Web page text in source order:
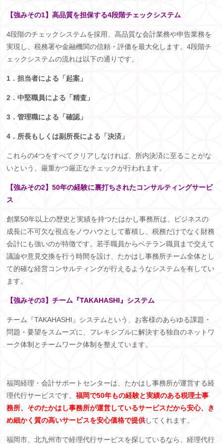
【強みその1】高品質を担保する4段階チェックシステム
4段階のチェックシステムを採用、高品質な会計業務や申告業務を
実現し、税務署や金融機関の信頼・評価を最大化します。4段階チ
ェックシステムの流れは以下の通りです。
1．担当者による「起案」
2．中堅職員による「精査」
3．管理職による「確認」
4．所長もしくは副所長による「決済」
これらの4つをすべてクリアしなければ、所内決済に至ることがな
いという、厳重かつ厳正なチェックが行われます。
【強みその2】50年の経験に裏打ちされたコンサルティングサービ
ス
創業50年以上の歴史と実績を持つたはかし事務所は、ビジネスの
成長に不可欠な視点をノウハウとして蓄積し、税務だけでなく財務
会計にも強いのが特徴です。若手職員からベテラン職員まで交えて
議論や意見交換を行う時間を設け、たかはし事務所チーム全体とし
て的確な経営コンサルティングが行えるようなシステムを有してい
ます。
【強みその3】チーム『TAKAHASHI』システム
チーム『TAKAHASHI 』システムという、お客様のあらゆる課題・
問題・要望をスムーズに、フレキシブルに解決する独自のネットワ
ーク体制とチームワーク体制を整えています。
福岡経理・会計サポートセンターは、たかはし事務所が運営する経
理代行サービスです。福岡で50年もの経験と実績のある税理士事
務所、そのたかはし事務所が運営しているサービスだから安心、き
め細かく質の高いサービスを安心価格で提供してくれます。
福岡市、北九州市で経理代行サービスを探しているなら、経理代行